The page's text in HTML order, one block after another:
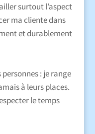
surtout l’aspect
ma cliente dans
et durablement
: je range
à leurs places.
le temps